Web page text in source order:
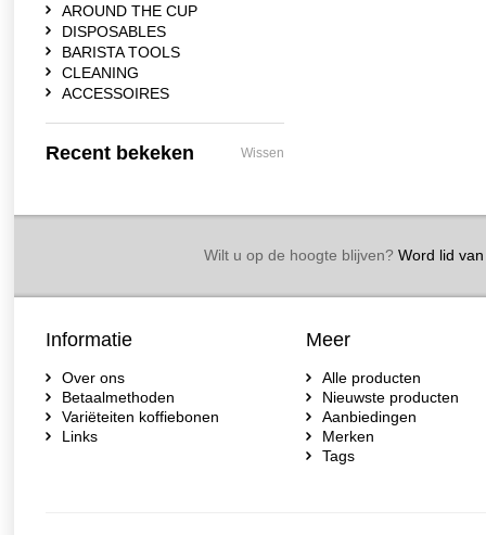
AROUND THE CUP
DISPOSABLES
BARISTA TOOLS
CLEANING
ACCESSOIRES
Recent bekeken Wissen
Wilt u op de hoogte blijven?Word lid van
Informatie
Over ons
Betaalmethoden
Variëteiten koffiebonen
Links
Meer
Alle producten
Nieuwste producten
Aanbiedingen
Merken
Tags